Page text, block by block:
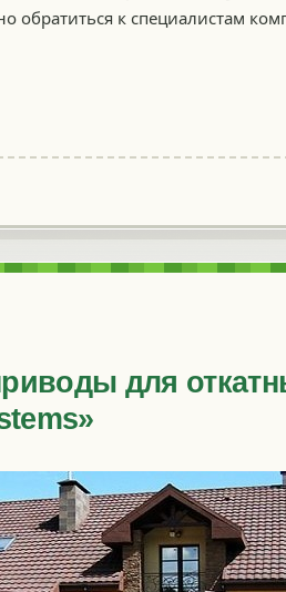
обратиться к специалистам
для